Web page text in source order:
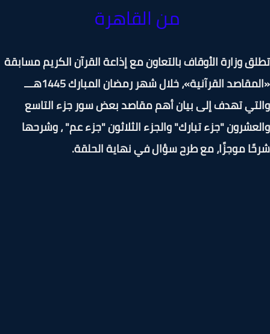
من القاهرة
وزارة الأوقاف بالتعاون مع إذاعة القرآن الكريم مسابقة
«المقاصد القرآنية»، خلال شهر رمضان المبارك 1445هـــ
تهدف إلى بيان أهم مقاصد بعض سور جزء التاسع
"جزء تبارك" والجزء الثلاثون "جزء عم" ، وشرحها
موجزًا، مع طرح سؤال في نهاية الحلقة.